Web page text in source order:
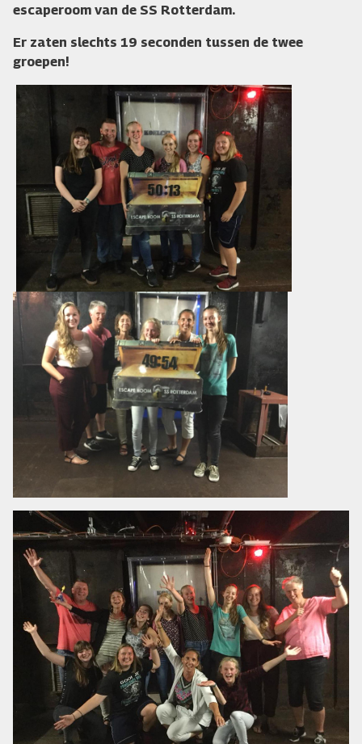
escaperoom van de SS Rotterdam.
Er zaten slechts 19 seconden tussen de twee
groepen!